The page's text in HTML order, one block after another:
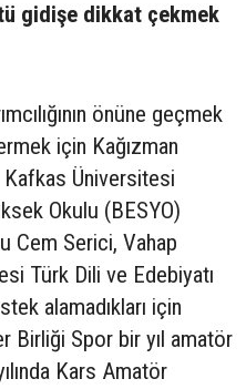
gidişe dikkat çekmek
önüne geçmek
için Kağızman
Üniversitesi
Okulu (BESYO)
Cem Serici, Vahap
Türk Dili ve Edebiyatı
alamadıkları için
Birliği Spor bir yıl amatör
Kars Amatör